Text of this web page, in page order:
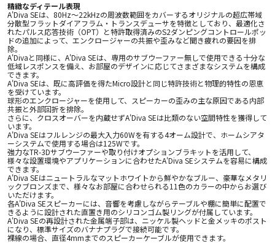
精緻なディテール表現
A'Diva SEは、80Hz〜22kHzの周波数範囲をカバーするオリジナルの超広帯域
分散型フラットダイアフラム・トランスデューサを特徴としており、最適化さ
れたパルス応答技術（OPT）と特許取得済みのS2ダンピングコントロールポッ
ドの追加によって、エンクロージャーの共振や歪みなど聞き疲れの要因を排
除。
A'Divaと同様に、A'Diva SEは、専用のサブウーファー無しで使用できる十分な
低域レスポンスを備え、お部屋のデザインに応じてさまざまなシステムを構成
できます。
A'Diva SEは、既に高評価を得たMicro設計と同じ特許技術と物理的特性の恩恵
を受けています。
球形のエンクロージャーを使用して、スピーカーの歪みの主な原因である内部
共振と外部回折を排除。
さらに、クロスオーバーを内蔵せずA'Diva SEは比類のない空間特性を獲得して
います。
A'Diva SEはフルレンジの最大入力60Wを有する4オーム設計で、ホームシアタ
ーシステムで使用する場合は125Wです。
強力なTR-3Dサブウーファーや取り付けオプションブラキットを活用して、
様々な設置環境やアプリケーションに合わせたA'Diva SEシステムを容易に構成
できます。
A'Diva SEはニュートラルなマットホワイトから鮮やかなブルー、豪華なメタリ
ックブロンズまで、様々なお部屋に合わせられる11色のカラーの中からお選び
いただけます。
各A'Diva SEスピーカーには、音響を考慮しながらテーブルや棚に簡単に配置で
きるように設計された直置き用のシリコンゴム製リングが付属しています。
A'Diva SEの再設計された金属端子部は、ニッケル製ヘッドと金メッキのポスト
になり、標準サイズのバナナプラグで接続可能です。
裸線の場合、直径4mmまでのスピーカーケーブルが使用できます。